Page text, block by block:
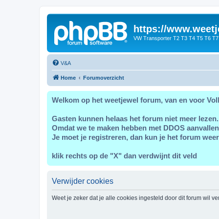
https://
VW Transporter T2 T3 T4 T5 T6
V&A
Home Forumoverzicht
Welkom op het weetjewel forum, van en voor
Gasten kunnen helaas het forum niet meer lezen.
Omdat we te maken hebben met DDOS
Je moet je registreren, dan kun je het forum
klik rechts op de "X" dan verdwijnt dit veld
Verwijder cookies
Weet je zeker dat je alle cookies ingesteld door dit forum wil